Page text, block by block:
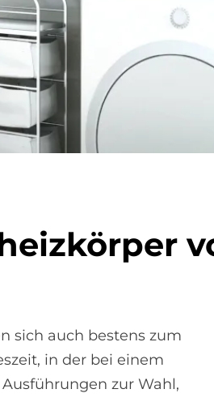
sich auch bestens zum
in der bei einem
zur Wahl,